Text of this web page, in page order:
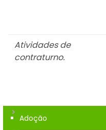
Atividades de
contraturno.
Adoção